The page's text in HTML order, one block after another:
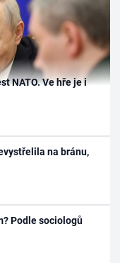
NATO. Ve hře je i
na bránu,
Podle sociologů